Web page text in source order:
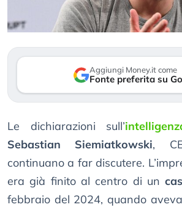
Aggiungi Money.it come
Fonte preferita su
Le dichiarazioni sull’
Sebastian Siemiatkowski,
continuano a far discutere.
era già finito al centro di un
febbraio del 2024, quando